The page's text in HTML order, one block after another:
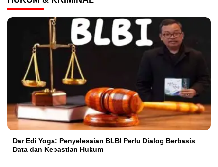
Dar Edi Yoga: Penyelesaian BLBI Perlu Dialog Berbasis
Data dan Kepastian Hukum